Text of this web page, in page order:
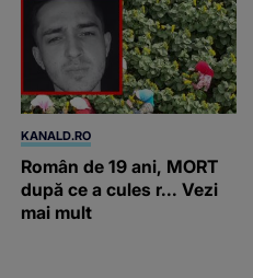
KANALD.RO
Român de 19 ani, MORT
după ce a cules r... Vezi
mai mult